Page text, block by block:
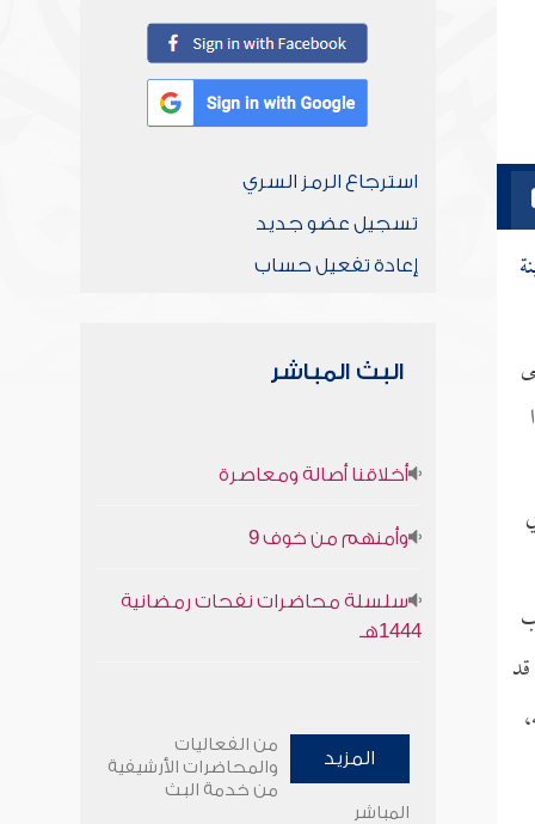
استرجاع الرمز السري
تسجيل عضو جديد
إعادة تفعيل حساب
البث المباشر
أخلاقنا أصالة ومعاصرة
وأمنهم من خوف 9
سلسلة محاضرات نفحات رمضانية
1444هـ
المزيد
من الفعاليات
والمحاضرات الأرشيفية
من خدمة البث
المباشر